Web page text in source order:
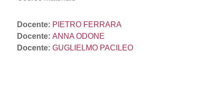
Docente: PIETRO FERRARA
Docente: ANNA ODONE
Docente: GUGLIELMO PACILEO